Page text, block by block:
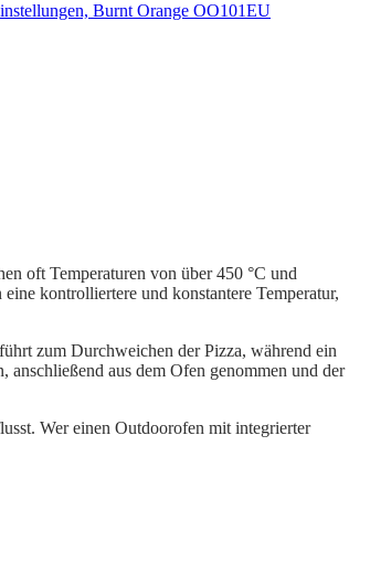
Burnt Orange OO101EU
oft Temperaturen von über 450 °C und
kontrolliertere und konstantere Temperatur,
zum Durchweichen der Pizza, während ein
aus dem Ofen genommen und der
Wer einen Outdoorofen mit integrierter